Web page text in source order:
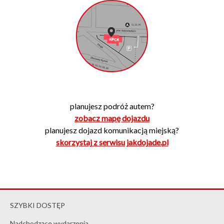
planujesz podróż autem?
zobacz mapę dojazdu
planujesz dojazd komunikacją miejską?
skorzystaj z serwisu jakdojade.pl
SZYBKI DOSTĘP